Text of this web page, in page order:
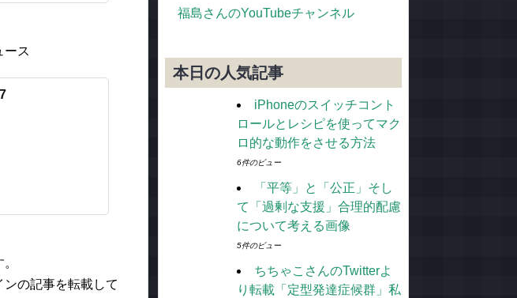
ース
の記事を転載して
福島さんのYouTubeチャンネル
本日の人気記事
iPhoneのスイッチコント
ロールとレシピを使ってマク
ロ的な動作をさせる方法
6件のビュー
「平等」と「公正」そし
て「過剰な支援」合理的配慮
について考える画像
5件のビュー
ちちゃこさんのTwitterよ
り転載「定型発達症候群」私